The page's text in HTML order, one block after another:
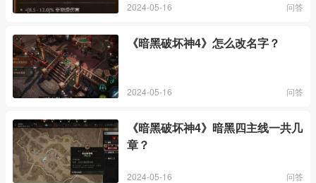
2024-05-16 问答
《暗黑破坏神4》怎么改名字？
2024-05-16 问答
《暗黑破坏神4》暗黑四主线一共几
章？
2024-05-16 问答